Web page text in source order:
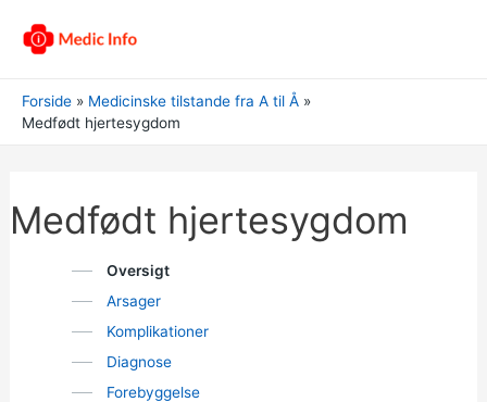
Forside
Medicinske tilstande fra A til Å
Medfødt hjertesygdom
Medfødt hjertesygdom
Oversigt
Arsager
Komplikationer
Diagnose
Forebyggelse